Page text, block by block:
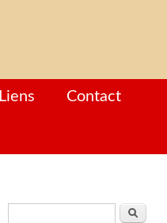
Liens Contact
Formulaire de recherche
Rechercher